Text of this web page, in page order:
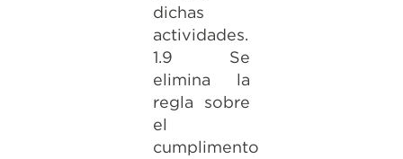
dichas
actividades.
1.9 Se
elimina la
regla sobre
el
cumplimento